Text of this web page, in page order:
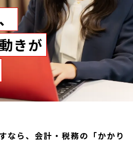
きが
なら、会計・税務の「かかり